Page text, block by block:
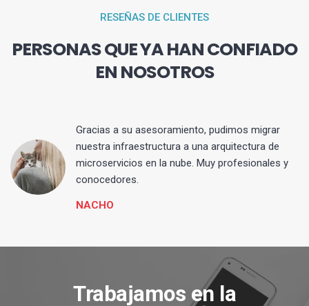
RESEÑAS DE CLIENTES
PERSONAS QUE YA HAN CONFIADO
EN NOSOTROS
Gracias a su asesoramiento, pudimos migrar
nuestra infraestructura a una arquitectura de
microservicios en la nube. Muy profesionales y
conocedores.
NACHO
Trabajamos en la